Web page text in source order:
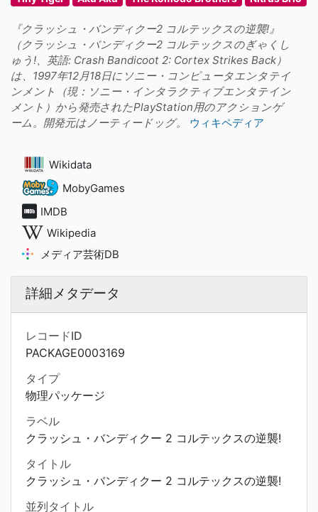
『クラッシュ・バンディクー2 コルテックスの逆襲!』
（クラッシュ・バンディクー2 コルテックスのぎゃくし
ゅう!、英語: Crash Bandicoot 2: Cortex Strikes Back）
は、1997年12月18日にソニー・コンピュータエンタテイ
ンメント（現：ソニー・インタラクティブエンタテイン
メント）から発売されたPlayStation用のアクションゲ
ーム。開発元はノーティードッグ。
ウィキペディア
Wikidata
MobyGames
IMDB
Wikipedia
メディア芸術DB
詳細メタデータ
レコードID
PACKAGE0003169
タイプ
物理パッケージ
ラベル
クラッシュ・バンディクー 2 コルテックスの逆襲!
タイトル
クラッシュ・バンディクー 2 コルテックスの逆襲!
並列タイトル